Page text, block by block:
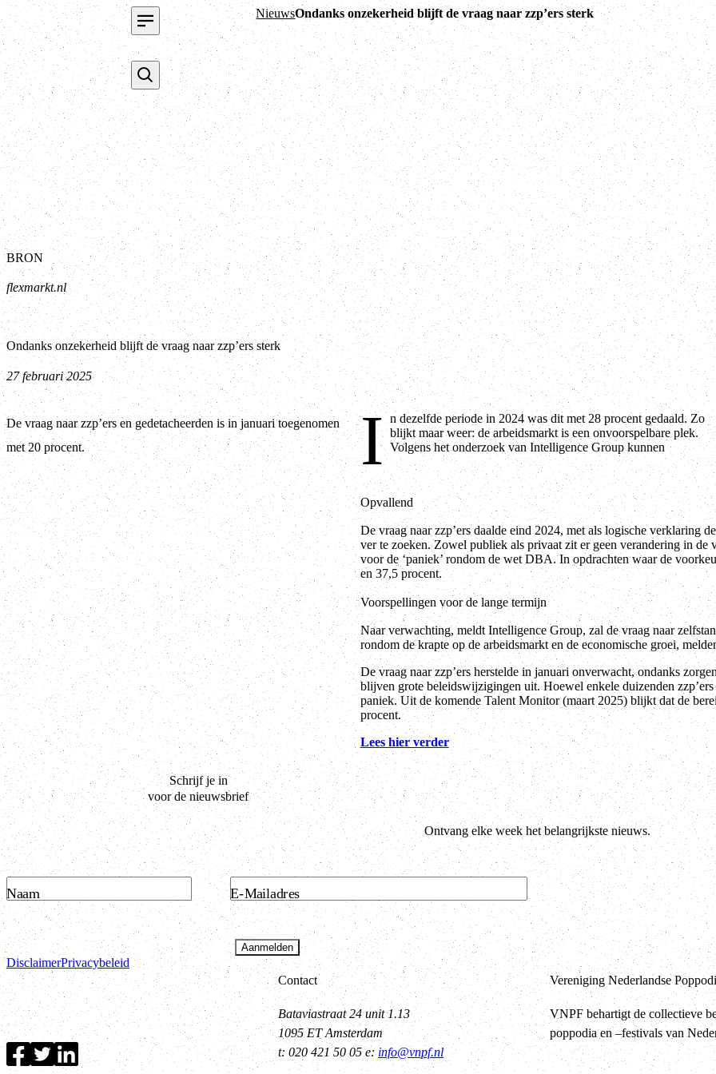
NieuwsOndanks onzekerheid blijft de vraag naar zzp’ers sterk
BRON
flexmarkt.nl
Ondanks onzekerheid blijft de vraag naar zzp’ers sterk
27 februari 2025
De vraag naar zzp’ers en gedetacheerden is in januari toegenomen
met 20 procent.
I n dezelfde periode in 2024 was dit met 28 procent gedaald. Zo
blijkt maar weer: de arbeidsmarkt is een onvoorspelbare plek.
Volgens het onderzoek van Intelligence Group kunnen
maandmetingen beter ‘dagkoersen’ worden, dan dat ze een duidelijk
Opvallend
De vraag naar zzp’ers daalde eind 2024, met als logische
ver te zoeken. Zowel publiek als privaat zit er geen verandering in de
voor de ‘paniek’ rondom de wet DBA. In opdrachten waar de
en 37,5 procent.
Voorspellingen voor de lange termijn
Naar verwachting, meldt Intelligence Group, zal de vraag naar
rondom de krapte op de arbeidsmarkt en de economische groei,
De vraag naar zzp’ers herstelde in januari onverwacht, ondanks
blijven grote beleidswijzigingen uit. Hoewel enkele duizenden
paniek. Uit de komende Talent Monitor (maart 2025) blijkt dat de
procent.
Lees hier verder
Schrijf je in
voor de nieuwsbrief
Ontvang elke week het belangrijkste nieuws.
Naam E-Mailadres
Aanmelden
DisclaimerPrivacybeleid
Contact
Bataviastraat 24 unit 1.13
1095 ET Amsterdam
t: 020 421 50 05 e:info@vnpf.nl
Vereniging Nederlandse
VNPF behartigt de collectieve
poppodia en –festivals van